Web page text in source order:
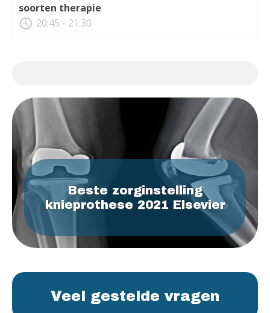
soorten therapie
access_time 20:45 - 21:30
Beste zorginstelling
knieprothese 2021 Elsevier
Veel gestelde vragen